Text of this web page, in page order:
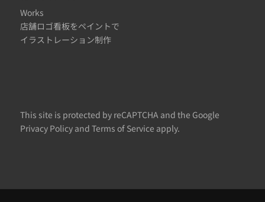
Works
店舗ロゴ看板をペイントで
イラストレーション制作
This site is protected by reCAPTCHA and the Google
Privacy Policyand Terms of Service apply.